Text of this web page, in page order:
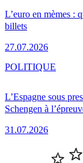
L’euro en mèmes :
billets
27.07.2026
L’Espagne sous
Schengen à
31.07.2026
POLITIQUE